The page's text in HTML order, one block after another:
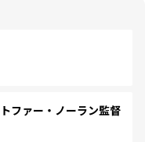
ファー・ノーラン監督